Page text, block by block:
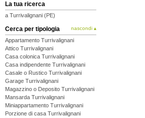
La tua ricerca
a Turrivalignani (PE)
Cerca per tipologia nascondi ▴
Appartamento Turrivalignani
Attico Turrivalignani
Casa colonica Turrivalignani
Casa indipendente Turrivalignani
Casale o Rustico Turrivalignani
Garage Turrivalignani
Magazzino o Deposito Turrivalignani
Mansarda Turrivalignani
Miniappartamento Turrivalignani
Porzione di casa Turrivalignani